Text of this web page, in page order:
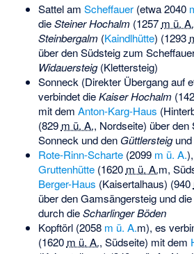
Sattel am Scheffauer(etwa2040
dieSteiner Hochalm (1257 m ü. A.
Steinbergalm (Kaindlhütte) (1293
über den Südsteig zum
Widauersteig(Klettersteig)
Sonneck (Direkter Übergang auf
verbindet dieKaiser Hochalm (
mit dem Anton-Karg-Haus
(829 m ü. A., Nordseite) über den
Sonneck und den Güttlersteigund
Rote-Rinn-Scharte(2099 m ü. A.
Gruttenhütte(1620 m ü. A.m,
Berger-Haus (Kaisertalhaus) (940
über denGamsängersteigund die
durch dieScharlinger Böden
Kopftörl(2058 m ü. A.m), es
(1620 m ü. A., Südseite) mit dem